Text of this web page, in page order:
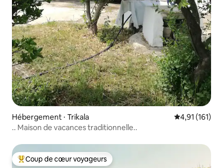
Hébergement ⋅ Trikala Évaluation
4,91 (161)
.. Maison de vacances traditionnelle..
Coups de cœur voyageurs les plus appréciés
Coup de cœur voyageurs